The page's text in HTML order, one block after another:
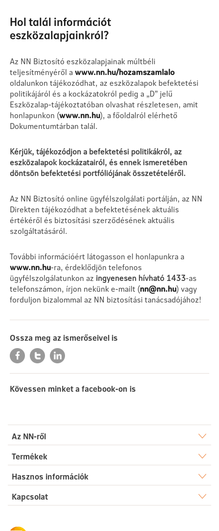
Hol talál információt
eszközalapjainkról?
Az NN Biztosító eszközalapjainak múltbéli
teljesítményéről awww.nn.hu/hozamszamlalo
oldalunkon tájékozódhat, az eszközalapok befektetési
politikájáról és a kockázatokról pedig a „D” jelű
Eszközalap-tájékoztatóban olvashat részletesen, amit
honlapunkon (www.nn.hu), a főoldalról elérhető
Dokumentumtárban talál.
Kérjük, tájékozódjon a befektetési politikákról, az
eszközalapok kockázatairól, és ennek ismeretében
döntsön befektetési portfóliójának összetételéről.
Az NN Biztosító online ügyfélszolgálati portálján, az NN
Direkten tájékozódhat a befektetésének aktuális
értékéről és biztosítási szerződésének aktuális
szolgáltatásáról.
További információért látogasson el honlapunkra a
www.nn.hu-ra, érdeklődjön telefonos
ügyfélszolgálatunkon az ingyenesen hívható 1433-as
telefonszámon, írjon nekünk e-mailt (nn@nn.hu) vagy
forduljon bizalommal az NN biztosítási tanácsadójához!
Ossza meg az ismerőseivel is
Kövessen minket a facebook-on is
Az NN-ről
Rólunk
Sajtószoba
Karrier
Termékek
Élet
Egészség
Hasznos információk
Dokumentumtár
Kapcsolat